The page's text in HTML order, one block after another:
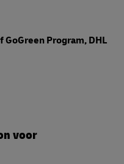
GoGreen Program, DHL
voor